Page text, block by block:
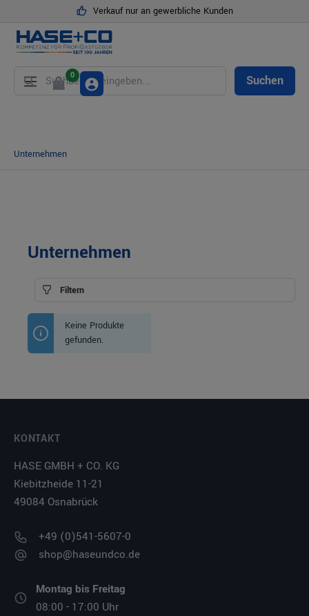
Verkauf nur an gewerbliche Kunden
Suchen
0
Unternehmen
Unternehmen
Filtern
Keine Produkte
gefunden.
KONTAKT
HASE GMBH + CO. KG
Kiebitzheide 11-21
49084 Osnabrück
+49 (0)541-5607-0
shop@haseundco.de
Montag bis Freitag
08:00 - 17:00 Uhr